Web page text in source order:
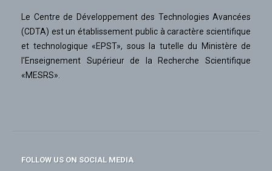
Le Centre de Développement des Technologies Avancées
(CDTA) est un établissement public à caractère scientifique
et technologique «EPST», sous la tutelle du Ministère de
l'Enseignement Supérieur de la Recherche Scientifique
«MESRS».
FOLLOW US ON SOCIAL MEDIA